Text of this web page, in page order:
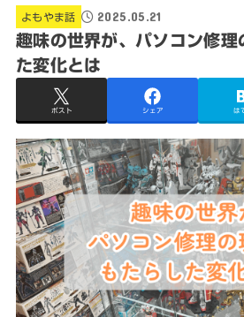
よもやま話 2025.05.21
趣味の世界が、パソコン修理
た変化とは
ポスト シェア は